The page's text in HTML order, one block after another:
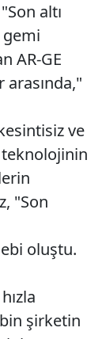
altı
gemi
AR-GE
arasında,"
ve
teknolojinin
"Son
oluştu.
şirketin